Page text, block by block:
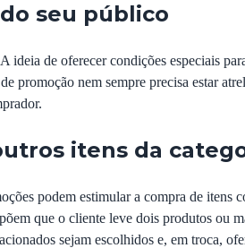
seu público
ideia de oferecer condições especiais
promoção nem sempre precisa estar
itens da
podem estimular a compra de itens
que o cliente leve dois produtos ou
sejam escolhidos e, em troca,